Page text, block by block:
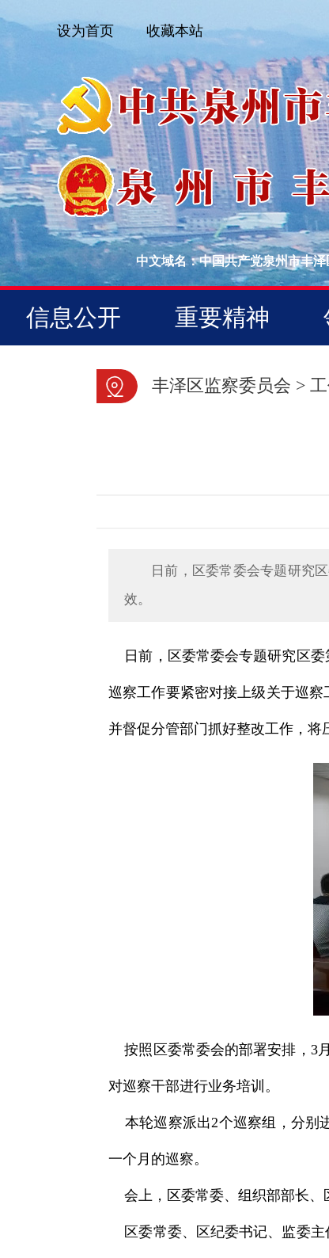
设为首页 收藏本站
中文域名：中国共产党泉州市丰
信息公开 重要精神
丰泽区监察委员会 >
日前，区委常委会专题研究
效。
日前，区委常委会专题研究区委
巡察工作要紧密对接上级关于巡
并督促分管部门抓好整改工作，将
按照区委常委会的部署安排，3
对巡察干部进行业务培训。
本轮巡察派出2个巡察组，分别
一个月的巡察。
会上，区委常委、组织部部长、
区委常委、区纪委书记、监委主